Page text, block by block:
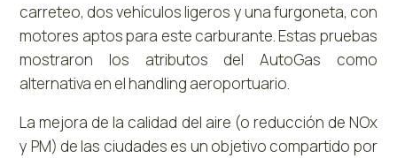
carreteo, dos vehículos ligeros y una furgoneta, con
motores aptos para este carburante. Estas pruebas
mostraron los atributos del AutoGas como
alternativa en el handling aeroportuario.
La mejora de la calidad del aire (o reducción de NOx
y PM) de las ciudades es un objetivo compartido por